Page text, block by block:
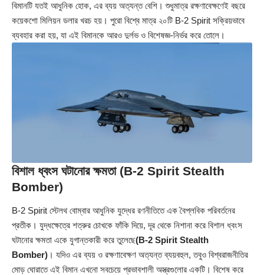
বিমানটি যতই আধুনিক হোক, এর ব্যয় অত্যন্ত বেশি। শুধুমাত্র রক্ষণাবেক্ষণেই বছরে
কয়েকশো মিলিয়ন ডলার খরচ হয়। পুরো বিশ্বে মাত্র ২০টি B‑2 Spirit সক্রিয়ভাবে
ব্যবহার করা হয়, যা এই বিমানকে আরও দুর্লভ ও বিশেষজ্ঞ-নির্ভর করে তোলে।
বিশাল ধ্বংস ঘটানোর ক্ষমতা (B-2 Spirit Stealth
Bomber)
B‑2 Spirit স্টেলথ বোম্বার আধুনিক যুদ্ধের রণনীতিতে এক বৈপ্লবিক পরিবর্তনের
প্রতীক। যুদ্ধক্ষেত্রে শত্রুর চোখকে ফাঁকি দিয়ে, দূর থেকে নিশানা করে বিশাল ধ্বংস
ঘটানোর ক্ষমতা একে যুগান্তকারী করে তুলেছে(B-2 Spirit Stealth
Bomber) । যদিও এর ব্যয় ও রক্ষণাবেক্ষণ অত্যন্ত ব্যয়বহুল, তবুও বিশ্বরাজনীতির
মোড় ঘোরাতে এই বিমান এখনো সবচেয়ে প্রভাবশালী অস্ত্রগুলোর একটি। বিশেষ করে